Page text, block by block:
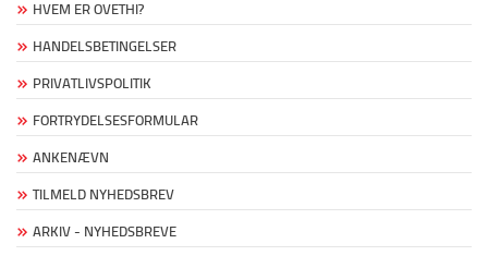
HVEM ER OVETHI?
HANDELSBETINGELSER
PRIVATLIVSPOLITIK
FORTRYDELSESFORMULAR
ANKENÆVN
TILMELD NYHEDSBREV
ARKIV - NYHEDSBREVE